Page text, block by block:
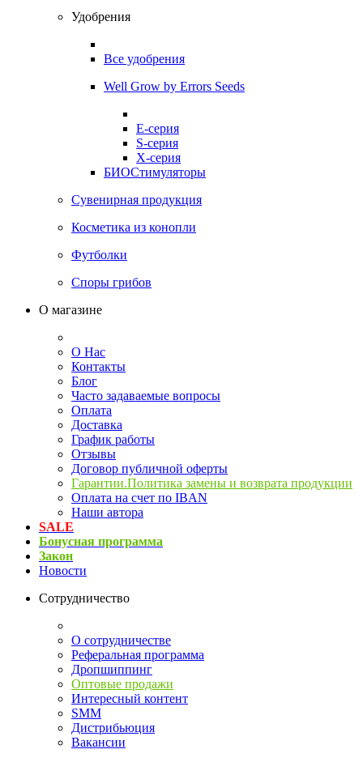
Удобрения
Все удобрения
Well Grow by Errors Seeds
E-серия
S-серия
X-серия
БИОСтимуляторы
Сувенирная продукция
Косметика из конопли
Футболки
Споры грибов
О магазине
О Нас
Контакты
Блог
Часто задаваемые вопросы
Оплата
Доставка
График работы
Отзывы
Договор публичной оферты
Гарантии.Политика замены и возврата продукции
Оплата на счет по IBAN
Наши автора
SALE
Бонусная программа
Закон
Новости
Сотрудничество
О сотрудничестве
Реферальная программа
Дропшиппинг
Оптовые продажи
Интересный контент
SMM
Дистрибьюция
Вакансии